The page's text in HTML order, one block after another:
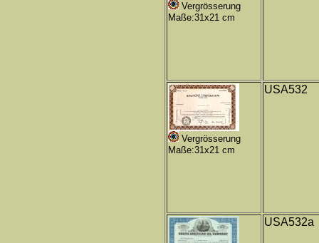
Vergrösserung
Maße:31x21 cm
Vergrösserung
Maße:31x21 cm
USA532
USA532a